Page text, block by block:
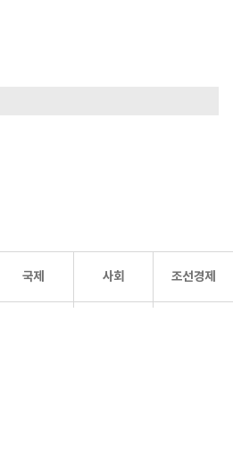
국제 사회 조선경제